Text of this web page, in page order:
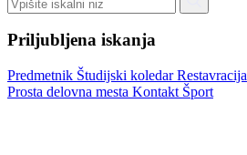
Priljubljena iskanja
Predmetnik Študijski koledarRestavracija
Prosta delovna mesta Kontakt Šport